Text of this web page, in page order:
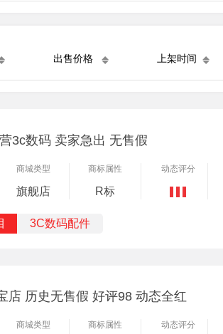
出售价格 上架时间
3c数码 卖家急出 无售假
商城类型
旗舰店
商标属性
R标
动态评分
3C数码配件
店 历史无售假 好评98 动态全红
商城类型 商标属性 动态评分